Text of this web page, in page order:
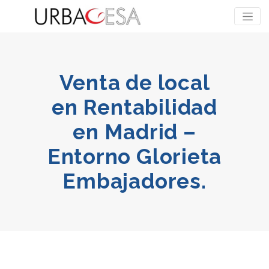
Venta de local
en Rentabilidad
en Madrid –
Entorno Glorieta
Embajadores.